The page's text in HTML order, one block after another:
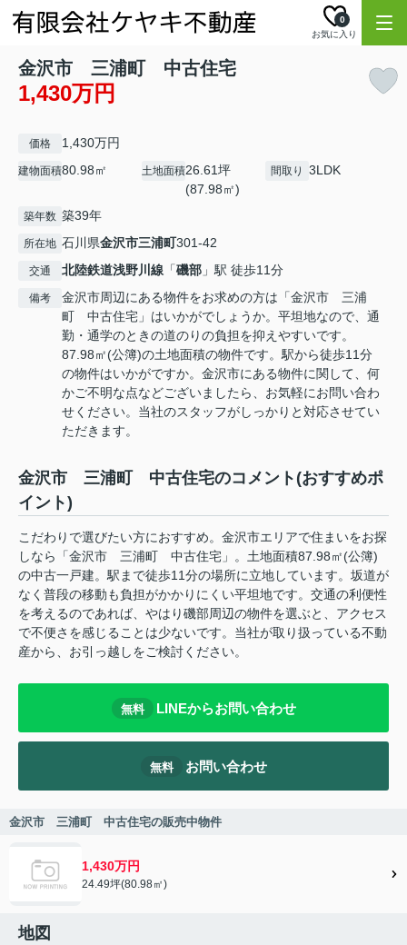
お気に入り
0
金沢市 三浦町 中古住宅
1,430万円
価格 1,430万円
建物面積80.98㎡ 土地面積26.61坪
(87.98㎡)
間取り 3LDK
築年数 築39年
所在地 石川県金沢市三浦町301-42
交通 北陸鉄道浅野川線 「磯部 」駅 徒歩11分
備考
金沢市周辺にある物件をお求めの方は「金沢市 三浦
町 中古住宅」はいかがでしょうか。平坦地なので、通
勤・通学のときの道のりの負担を抑えやすいです。
87.98㎡(公簿)の土地面積の物件です。駅から徒歩11分
の物件はいかがですか。金沢市にある物件に関して、何
かご不明な点などございましたら、お気軽にお問い合わ
せください。当社のスタッフがしっかりと対応させてい
ただきます。
金沢市 三浦町 中古住宅のコメント(おすすめポ
イント)
こだわりで選びたい方におすすめ。金沢市エリアで住まいをお探
しなら「金沢市 三浦町 中古住宅」。土地面積87.98㎡(公簿)
の中古一戸建。駅まで徒歩11分の場所に立地しています。坂道が
なく普段の移動も負担がかかりにくい平坦地です。交通の利便性
を考えるのであれば、やはり磯部周辺の物件を選ぶと、アクセス
で不便さを感じることは少ないです。当社が取り扱っている不動
産から、お引っ越しをご検討ください。
無料 LINEからお問い合わせ
無料 お問い合わせ
金沢市 三浦町 中古住宅の販売中物件
1,430万円
24.49坪(80.98㎡)
地図